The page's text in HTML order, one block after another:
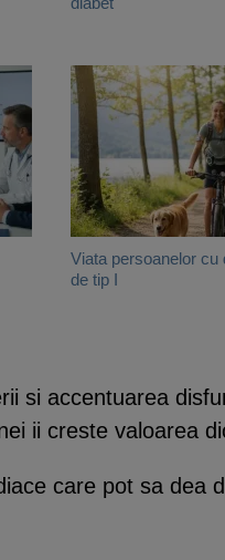
Viata persoanelor cu
de tip I
si accentuarea
ii creste valoarea
care pot sa dea